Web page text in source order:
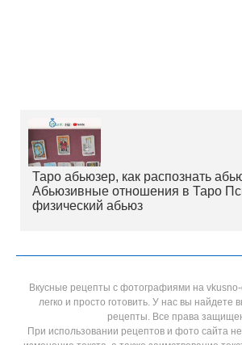
Таро абьюзер, как распознать
Абьюзивные отношения в Таро
физический абьюз
Вкусные рецепты с фотографиями на
легко и просто готовить. У нас вы найдете
рецепты. Все права
При использовании рецептов и фото сайта